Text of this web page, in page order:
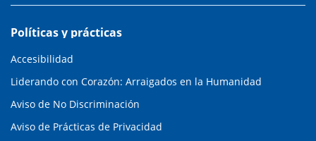
Políticas y prácticas
Accesibilidad
Liderando con Corazón: Arraigados en la Humanidad
Aviso de No Discriminación
Aviso de Prácticas de Privacidad